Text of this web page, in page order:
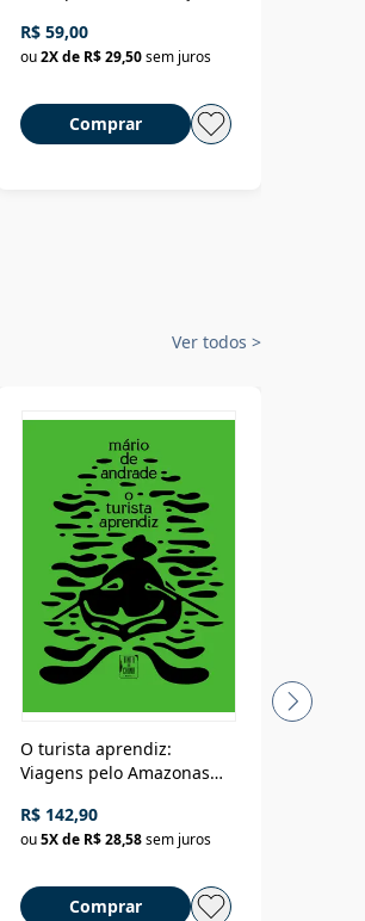
selvagem
R$ 59,00
ou2X de R$ 29,50sem juros
Comprar
Ver todos >
O turista aprendiz:
Viagens pelo Amazonas
até a Bolívia e por Marajó
até dizer chega
R$ 142,90
ou5X de R$ 28,58sem juros
Comprar